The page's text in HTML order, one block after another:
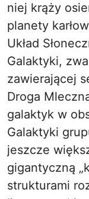
niej krąży
planety
Układ
Galaktyki,
zawierającej
Droga
galaktyk w
Galaktyki
jeszcze
gigantyczną
strukturami